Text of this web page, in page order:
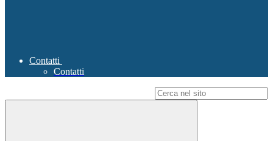
Contatti
Contatti